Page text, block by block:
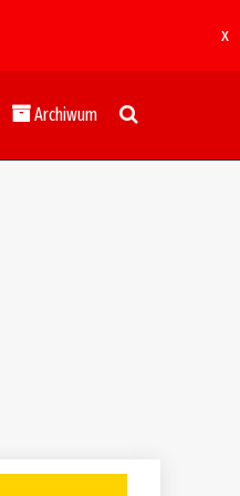
x
Archiwum